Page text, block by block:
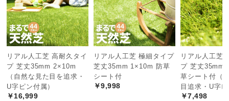
つ
い
て
中
型
商
品
リアル人工芝 高耐久タイ
プ 芝丈35mm 2×10m
（自然な見た目を追求・
U字ピン付属）
￥16,999
リアル人工芝 極細タイプ
芝丈35mm 1×10m 防草
シート付
￥9,998
リアル人工芝
プ 芝丈35mm
草シート付（
目追求・U字
￥7,498